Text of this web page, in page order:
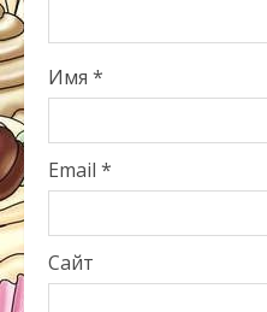
Имя *
Email *
Сайт